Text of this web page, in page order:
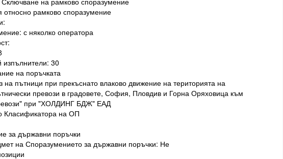
рамково споразумение
с няколко оператора
30
на поръчката
на пътници при прекъснато влаково движение на територията на
превози в градовете, София, Пловдив и Горна Оряховица към
при "ХОЛДИНГ БДЖ" ЕАД
Класификатора на ОП
за държавни поръчки
на Споразумението за държавни поръчки: Не